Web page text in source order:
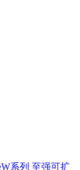
系列 至强可扩